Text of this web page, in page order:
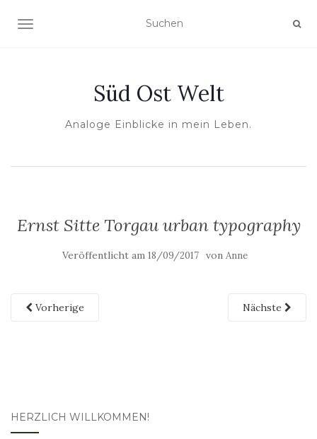
NAVIGATION UMSCHALTEN
Süd Ost Welt
Analoge Einblicke in mein Leben.
Ernst Sitte Torgau urban typography
Veröffentlicht am 18/09/2017 von Anne
Vorherige Nächste
HERZLICH WILLKOMMEN!